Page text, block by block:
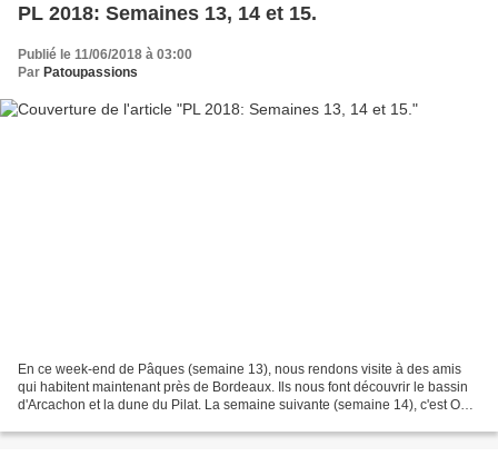
PL 2018: Semaines 13, 14 et 15.
Publié le 11/06/2018 à 03:00
Par Patoupassions
En ce week-end de Pâques (semaine 13), nous rendons visite à des amis
qui habitent maintenant près de Bordeaux. Ils nous font découvrir le bassin
d'Arcachon et la dune du Pilat. La semaine suivante (semaine 14), c'est On